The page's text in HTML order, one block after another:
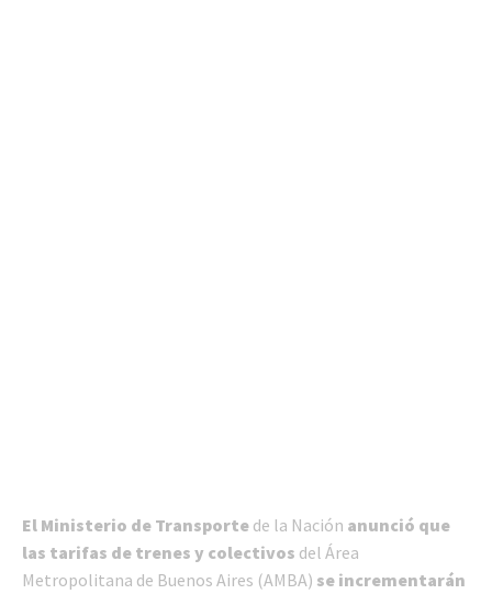
El Ministerio de Transporte de la Nación anunció que
las tarifas de trenes y colectivos del Área
Metropolitana de Buenos Aires (AMBA) se incrementarán